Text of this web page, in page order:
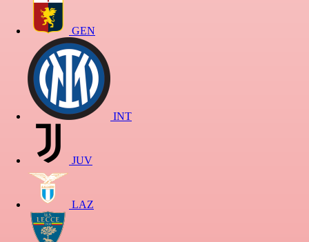
GEN
INT
JUV
LAZ